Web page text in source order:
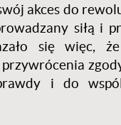
akces do
siłą i
się więc,
i do